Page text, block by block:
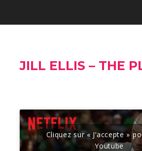
JILL ELLIS – THE
Cliquez sur « J’accepte »
Youtube